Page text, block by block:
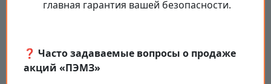
главная гарантия вашей безопасности.
❓ Часто задаваемые вопросы о продаже
акций «ПЭМЗ»